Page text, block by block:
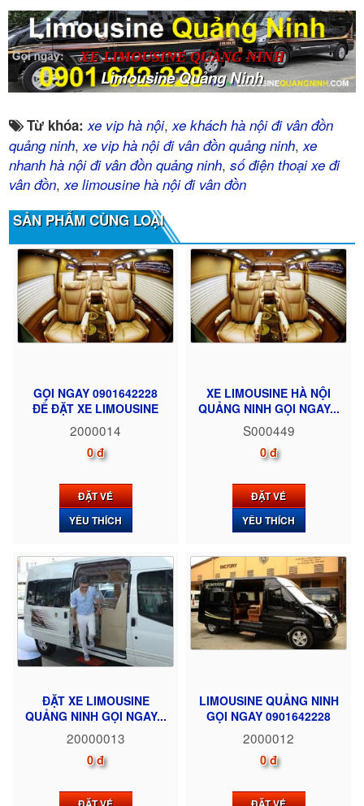
XE LIMOUSINE QUẢNG NINH
Limousine Quảng Ninh
Từ khóa:xe vip hà nội,xe khách hà nội đi vân đồn
quảng ninh,xe vip hà nội đi vân đồn quảng ninh,xe
nhanh hà nội đi vân đồn quảng ninh, số điện thoại xe đi
vân đồn,xe limousine hà nội đi vân đồn
SẢN PHẨM CÙNG LOẠI
GỌI NGAY 0901642228
ĐỂ ĐẶT XE LIMOUSINE
2000014
0 đ
ĐẶT VÉ
YÊU THÍCH
XE LIMOUSINE HÀ NỘI
QUẢNG NINH GỌI NGAY...
S000449
0 đ
ĐẶT VÉ
YÊU THÍCH
ĐẶT XE LIMOUSINE
QUẢNG NINH GỌI NGAY...
20000013
0 đ
LIMOUSINE QUẢNG NINH
GỌI NGAY 0901642228
2000012
0 đ